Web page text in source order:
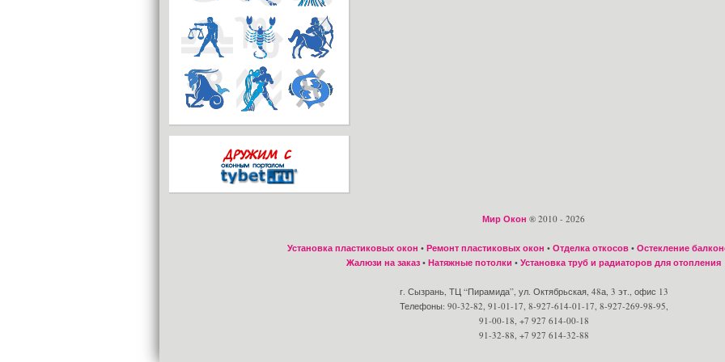
Мир Окон ® 2010 - 2026
Установка пластиковых окон • Ремонт пластиковых окон • Отделка откосов• Остекление
Жалюзи на заказ • Натяжные потолки • Установка труб и радиаторов для отопления
г. Сызрань, ТЦ “Пирамида”, ул. Октябрьская, 48а, 3 эт., офис 13
Телефоны: 90-32-82, 91-01-17, 8-927-614-01-17, 8-927-269-98-95,
91-00-18, +7 927 614-00-18
91-32-88, +7 927 614-32-88